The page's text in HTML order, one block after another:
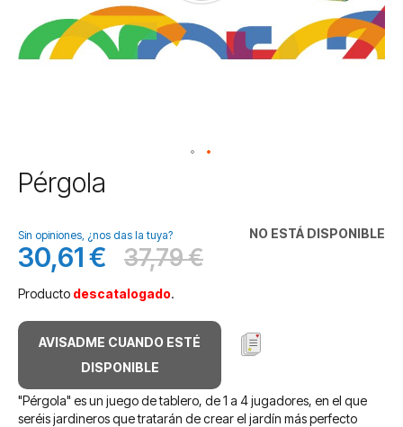
Saltar
al
de
la
galería
imágenes
Pérgola
NO ESTÁ DISPONIBLE
Sin opiniones, ¿nos das la tuya?
Precio
especial
30,61 € Antes
37,79 €
Producto descatalogado.
AVISADME CUANDO ESTÉ
DISPONIBLE
"Pérgola" es un juego de tablero, de 1 a 4 jugadores, en el que
seréis jardineros que tratarán de crear el jardín más perfecto